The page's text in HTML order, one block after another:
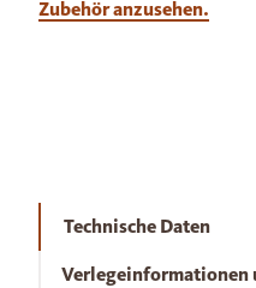
Zubehör anzusehen.
Technische Daten
Verlegeinformationen